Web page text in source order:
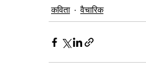
कविता वैचारिक